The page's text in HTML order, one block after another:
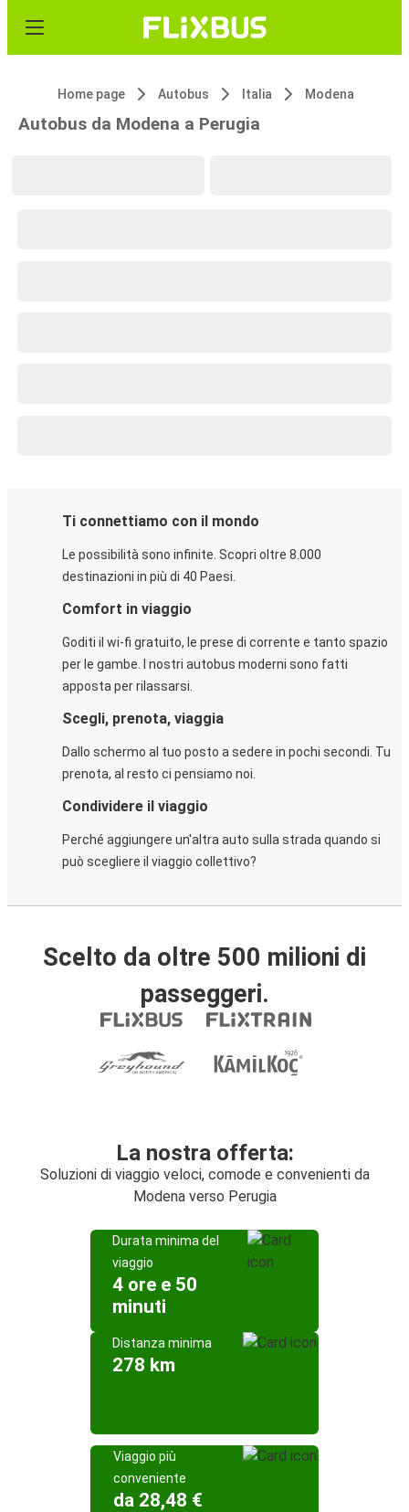
Home page Autobus Italia Modena
Autobus da Modena a Perugia
Ti connettiamo con il mondo
Le possibilità sono infinite. Scopri oltre 8.000
destinazioni in più di 40 Paesi.
Comfort in viaggio
Goditi il wi-fi gratuito, le prese di corrente e tanto spazio
per le gambe. I nostri autobus moderni sono fatti
apposta per rilassarsi.
Scegli, prenota, viaggia
Dallo schermo al tuo posto a sedere in pochi secondi. Tu
prenota, al resto ci pensiamo noi.
Condividere il viaggio
Perché aggiungere un'altra auto sulla strada quando si
può scegliere il viaggio collettivo?
Scelto da oltre 500 milioni di
passeggeri.
La nostra offerta:
Soluzioni di viaggio veloci, comode e convenienti da
Modena verso Perugia
Durata minima del
viaggio
4 ore e 50
minuti
Distanza minima
278 km
Viaggio più
conveniente
da 28,48 €